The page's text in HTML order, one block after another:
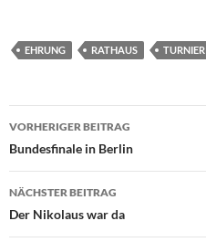
EHRUNG RATHAUS TURNIER
Beitragsnavigation
VORHERIGER BEITRAG
Bundesfinale in Berlin
NÄCHSTER BEITRAG
Der Nikolaus war da